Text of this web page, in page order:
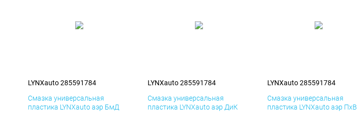
LYNXauto 285591784
Смазка универсальная
пластика LYNXauto аэр БмД
LYNXauto 285591784
Смазка универсальная
пластика LYNXauto аэр ДиК
LYNXauto 285591784
Смазка универсальная
пластика LYNXauto аэр ПхВ